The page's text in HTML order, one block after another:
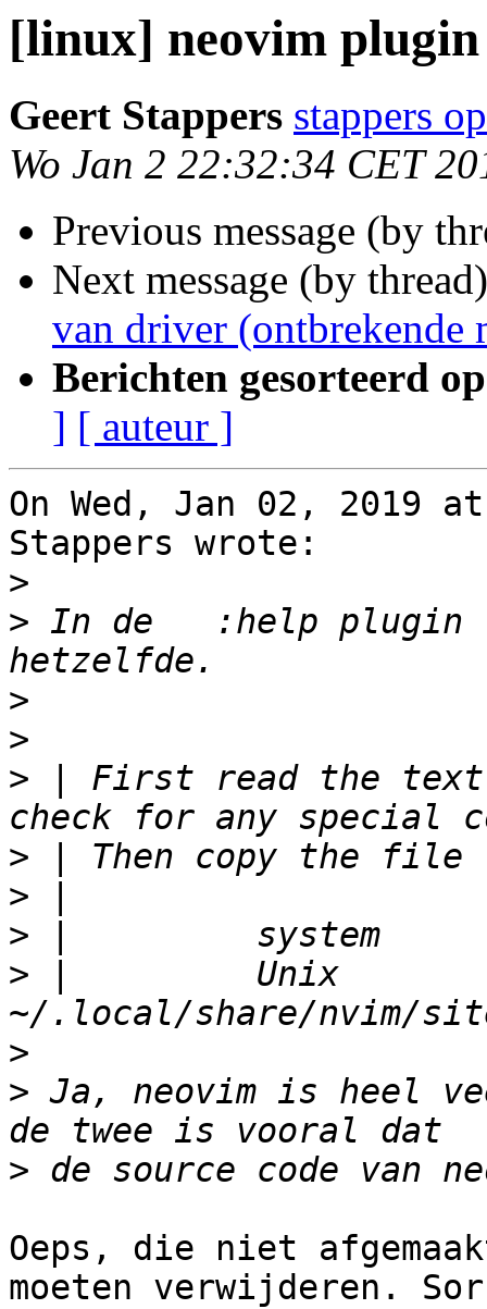
[linux] neovim plugin
Geert Stappers stappers
Wo Jan 2 22:32:34 CET
Previous message (by
Next message (by
van driver (ontbrekende
Berichten gesorteerd
] [ auteur ]
On Wed, Jan 02, 2019
Stappers wrote:
>
> In de   :help plugin
>
>
> | First read the
>
>
>
> |         Unix
>
> Ja, neovim is heel
>
Oeps, die niet
moeten verwijderen.